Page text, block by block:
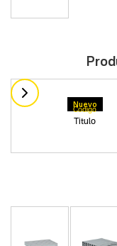
Nuevo
Titulo
Codigo